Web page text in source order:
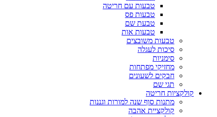
טבעות עם חריטה
טבעות פס
טבעת שם
טבעות אות
טבעות משובצים
סיכות לעגלה
סימניות
מחזיקי מפתחות
חבקים לשעונים
תגי שם
קולקציות חריטה
מתנות סוף שנה למורות וגננות
קולקציית אהבה